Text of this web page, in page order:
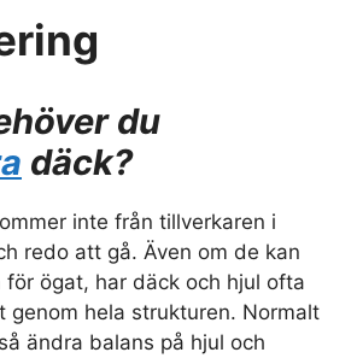
du
däck?
inte från tillverkaren i
redo att gå. Även om de kan
för ögat, har däck och hjul ofta
genom hela strukturen. Normalt
ändra balans på hjul och